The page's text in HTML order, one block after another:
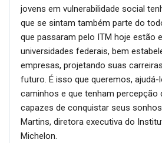
jovens em vulnerabilidade social
que se sintam também parte do
que passaram pelo ITM hoje estão
universidades federais, bem
empresas, projetando suas
futuro. É isso que queremos,
caminhos e que tenham percepção
capazes de conquistar seus
Martins, diretora executiva do
Michelon.